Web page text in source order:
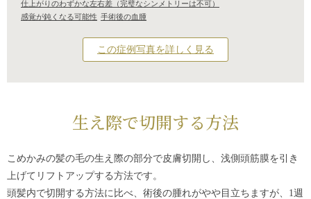
仕上がりのわずかな左右差（完璧なシンメトリーは不可）
感覚が鈍くなる可能性 手術後の血腫
この症例写真を詳しく見る
生え際で切開する方法
こめかみの髪の毛の生え際の部分で皮膚切開し、浅側頭筋膜を引き
上げてリフトアップする方法です。
頭髪内で切開する方法に比べ、術後の腫れがやや目立ちますが、1週